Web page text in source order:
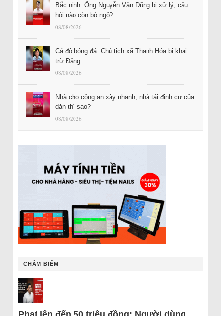
Bắc ninh: Ông Nguyễn Văn Dũng bị xử lý, câu
hỏi nào còn bỏ ngỏ?
08/08/2026
Cá độ bóng đá: Chủ tịch xã Thanh Hóa bị khai
trừ Đảng
08/08/2026
Nhà cho công an xây nhanh, nhà tái định cư của
dân thì sao?
08/08/2026
CHÂM BIẾM
Phạt lên đến 50 triệu đồng: Người dùng